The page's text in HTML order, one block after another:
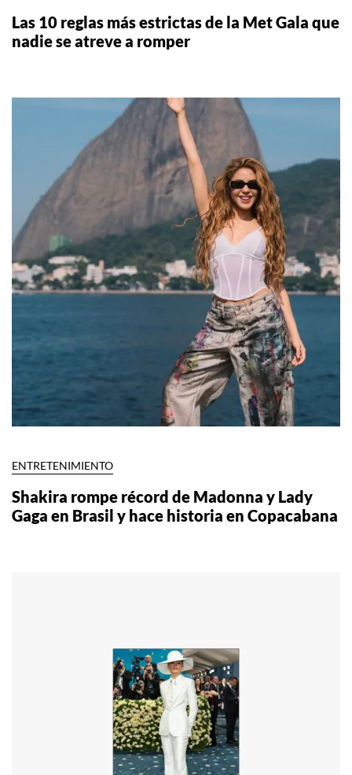
Las 10 reglas más estrictas de la Met Gala que
nadie se atreve a romper
ENTRETENIMIENTO
Shakira rompe récord de Madonna y Lady
Gaga en Brasil y hace historia en Copacabana